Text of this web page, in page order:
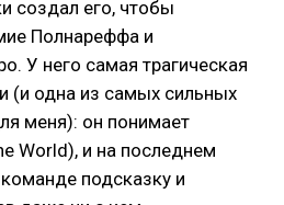
создал его, чтобы
Полнареффа и
У него самая трагическая
(и одна из самых сильных
меня): он понимает
World), и на последнем
подсказку и